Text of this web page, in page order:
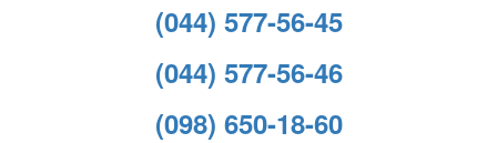
(044) 577-56-45
(044) 577-56-46
(098) 650-18-60